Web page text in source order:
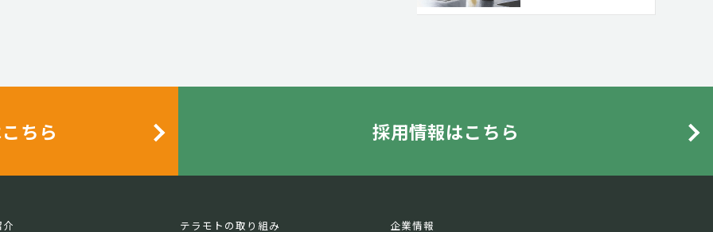
ちら 採用情報はこちら
テラモトの取り組み 企業情報